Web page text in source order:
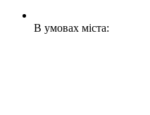
В умовах міста: